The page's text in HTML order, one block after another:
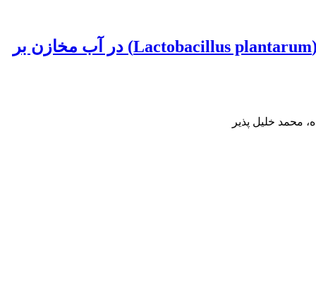
بررسی تأثیر پروبیوتیک‌های باسیلوس سوبتیلیس (Bacillus subtilis) و لاکتوباسیلوس پلانتروم (Lactobacillus plantarum) در آب مخازن بر
محمد خلیل پذیر